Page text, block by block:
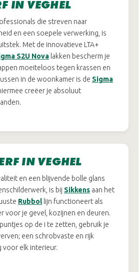
IN VEGHEL
die streven naar
en een soepele verwerking, is
Met de innovatieve LTA+
S2U Nova lakken bescherm je
moeiteloos tegen krassen en
in de woonkamer is de Sigma
creëer je absoluut
IN VEGHEL
en een blijvende bolle glans
is bij Sikkens aan het
Rubbollijn functioneert als
voor je gevel, kozijnen en deuren.
op de i te zetten, gebruik je
een schrobvaste en rijk
voor elk interieur.